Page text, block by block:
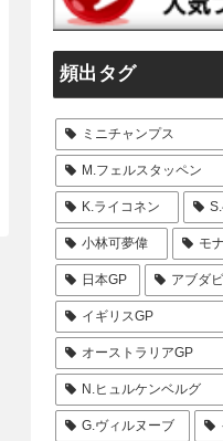
頻出タグ
ミニチャンプス
M.フェルスタッペン
K.ライコネン
小林可夢偉 モ
日本GP アブダ
イギリスGP
オーストラリアGP
N.ヒュルケンベルグ
G.ヴィルヌーブ